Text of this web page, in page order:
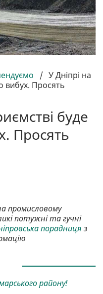
/ У Дніпрі на
вибух. Просять
буде
Просять
промисловому
потужні та гучні
порадниця з
району!